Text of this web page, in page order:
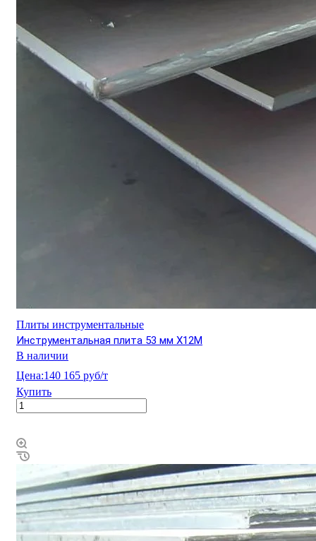
Плиты инструментальные
Инструментальная плита 53 мм Х12М
В наличии
Цена:140 165 руб/т
Купить